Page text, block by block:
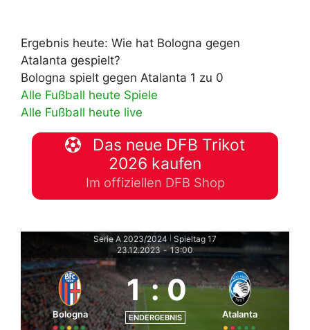
Ergebnis heute: Wie hat Bologna gegen
Atalanta gespielt?
Bologna spielt gegen Atalanta 1 zu 0
Alle Fußball heute Spiele
Alle Fußball heute live
Das neue DFB Trikot
2026 kaufen
Im offiziellen DFB Shop
Serie A 2023/2024
Spieltag 17
23.12.2023 - 13:00
Bologna
1 :0
ENDERGEBNIS Atalanta